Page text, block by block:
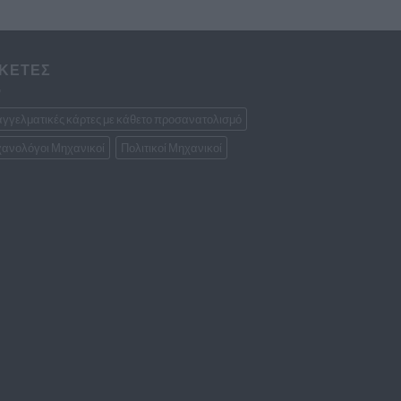
κάρτες με κάθετο προσανατολισμό
Μηχανικοί
Πολιτικοί Μηχανικοί